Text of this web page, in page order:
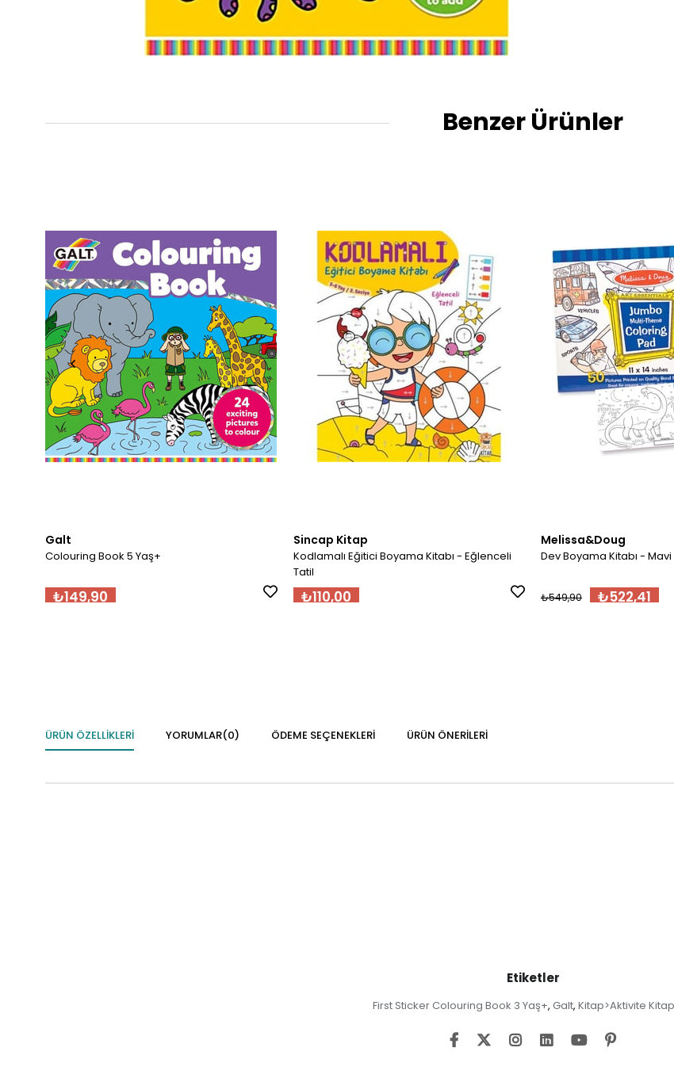
Benzer Ürünler
Galt
Colouring Book 5 Yaş+
₺149,90
Sincap Kitap
Kodlamalı Eğitici Boyama Kitabı - Eğlenceli
Tatil
₺110,00
Melissa&Doug
Dev Boyama Kitabı - Mavi
₺522,41
₺549,90
ÜRÜN ÖZELLIKLERI YORUMLAR(0) ÖDEME SEÇENEKLERI ÜRÜN ÖNERILERI
Etiketler
First Sticker Colouring Book 3 Yaş+, Galt, Kitap>Aktivite